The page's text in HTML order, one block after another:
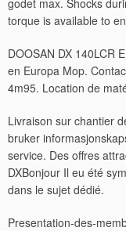
godet max. Shocks
torque is available to
DOOSAN DX 140LCR
en Europa Mop.
4m95. Location de
Livraison sur chantier
bruker
service. Des offres
DXBonjour Il eu été
dans le sujet dédié.
Presentation-des-